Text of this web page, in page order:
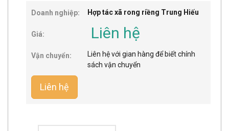
Doanh nghiệp: Hợp tác xã rong riềng Trung Hiếu
Giá: Liên hệ
Vận chuyển:
Liên hệ với gian hàng để biết chính
sách vận chuyển
Liên hệ